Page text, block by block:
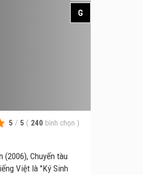
5 / 5 ( 240 bình chọn )
(2006), Chuyến tàu
Việt là "Ký Sinh
G